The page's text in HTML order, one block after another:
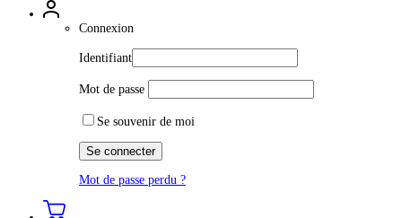
Connexion
Identifiant
Mot de passe
Se souvenir de moi
Mot de passe perdu ?